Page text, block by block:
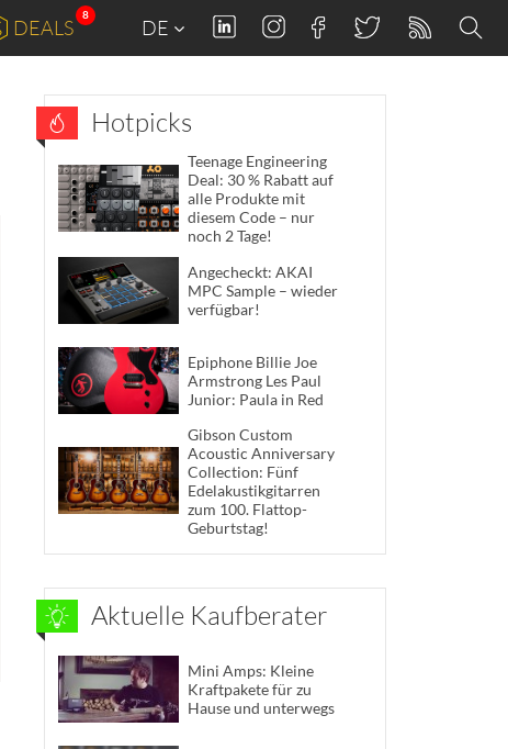
DEALS
8
DE
Hotpicks
Teenage Engineering
Deal: 30 % Rabatt auf
alle Produkte mit
diesem Code – nur
noch 2 Tage!
Angecheckt: AKAI
MPC Sample – wieder
verfügbar!
Epiphone Billie Joe
Armstrong Les Paul
Junior: Paula in Red
Gibson Custom
Acoustic Anniversary
Collection: Fünf
Edelakustikgitarren
zum 100. Flattop-
Geburtstag!
Aktuelle Kaufberater
Mini Amps: Kleine
Kraftpakete für zu
Hause und unterwegs